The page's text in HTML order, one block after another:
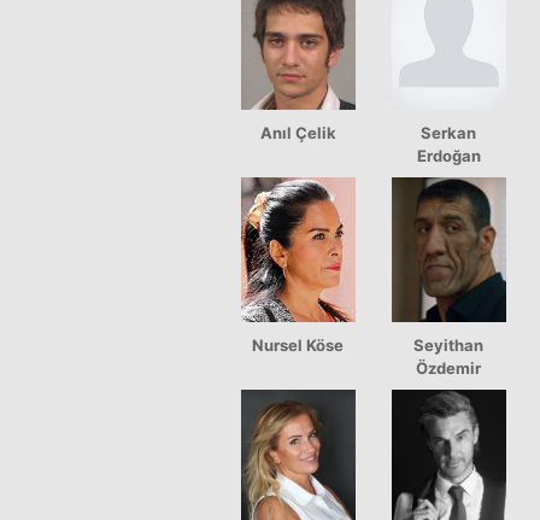
Anıl Çelik
Serkan
Erdoğan
Nursel Köse
Seyithan
Özdemir